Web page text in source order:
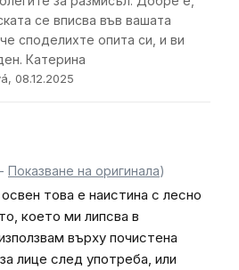
се вписва във вашата
споделихте опита си, и ви
Катерина
08.12.2025
Показване на оригинала)
това е наистина с лесно
което ми липсва в
върху почистена
лице след употреба, или